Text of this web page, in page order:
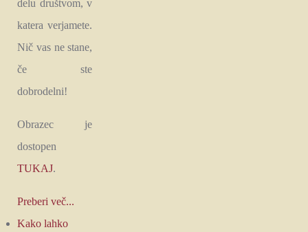
delu društvom, v
katera verjamete.
Nič vas ne stane,
če ste
dobrodelni!
Obrazec je
dostopen
TUKAJ.
Preberi več...
Kako lahko